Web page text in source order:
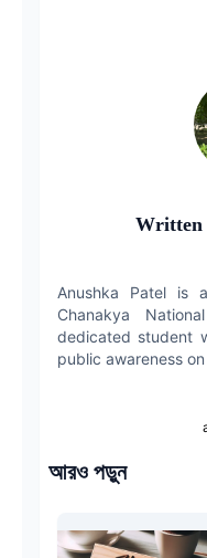
WhatsApp
Written
Anushka Patel is
Chanakya
dedicated student
public awareness
আরও পড়ুন